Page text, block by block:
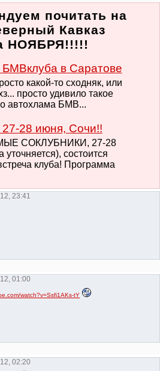
почитать на
Кавказ
НОЯБРЯ!!!!!
БМВклуба в Саратове
какой-то сходняк, или
просто удивило такое
автохлама БМВ...
27-28 июня, Сочи!!
СОКЛУБНИКИ, 27-28
уточняется), состоится
клуба! Программа
23:41
01:00
watch?v=Ssfi1AKs-tY
02:20